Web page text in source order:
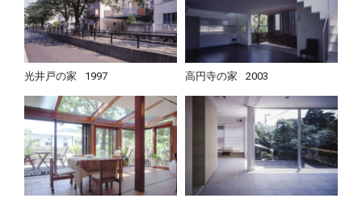
光井戸の家 1997 高円寺の家 2003